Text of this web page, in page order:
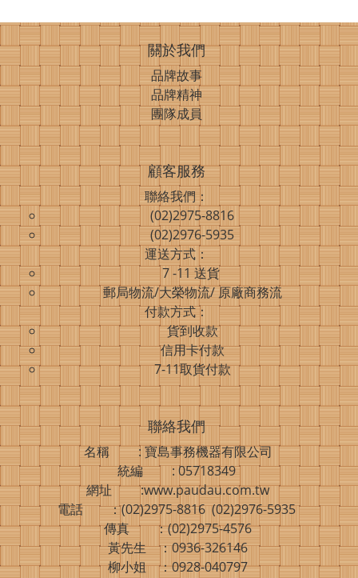
關於我們
品牌故事
品牌精神
團隊成員
顧客服務
聯絡我們：
(02)2975-8816
(02)2976-5935
運送方式：
7 -11 送貨
郵局物流/大榮物流/ 原廠商務流
付款方式：
貨到收款
信用卡付款
7-11取貨付款
聯絡我們
名稱 : 寶島事務機器有限公司
統編 : 05718349
網址 :www.paudau.com.tw
電話 ：(02)2975-8816 (02)2976-5935
傳真 ：(02)2975-4576
黃先生 ：0936-326146
柳小姐 ：0928-040797